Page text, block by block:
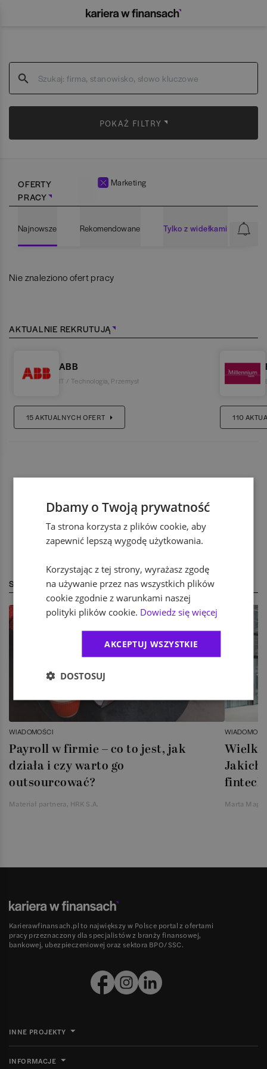
POKAŻ FILTRY
OFERTY
PRACY
Marketing
Najnowsze Rekomendowane Tylko z widełkami
Nie znaleziono ofert pracy
AKTUALNIE REKRUTUJĄ
ABB
IT / Technologia Przemysł
15AKTUALNYCH OFERT 110
STREFA EKSPERTA
WIADOMOŚCI
Payroll w firmie – co to jest, jak
działa i czy warto go
outsourcować?
Materiał partnera, HRK S.A.
Jakich
Marta
Karierawfinansach.pl to największy w Polsce portal z ofertami
pracy przeznaczony dla specjalistów z branży finansowej,
bankowej, ubezpieczeniowej oraz sektora BPO/SSC.
INNE PROJEKTY
INFORMACJE
Dbamy o Twoją prywatność
Ta strona korzysta z plików cookie, aby
zapewnić lepszą wygodę użytkowania.
Korzystając z tej strony, wyrażasz zgodę
na używanie przez nas wszystkich plików
cookie zgodnie z warunkami naszej
polityki plików cookie. Dowiedz się więcej
AKCEPTUJ WSZYSTKIE
DOSTOSUJ